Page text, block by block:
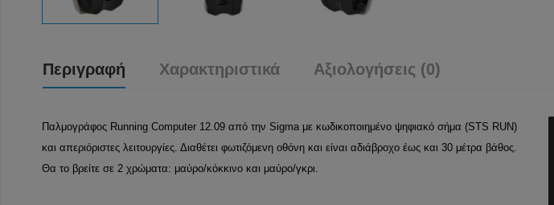
Περιγραφή Χαρακτηριστικά Αξιολογήσεις (0)
Παλμογράφος Running Computer 12.09 από την Sigma με κωδικοποιημένο ψηφιακό σήμα (STS RUN)
και απεριόριστες λειτουργίες. Διαθέτει φωτιζόμενη οθόνη και είναι αδιάβροχο έως και 30 μέτρα βάθος.
Θα το βρείτε σε 2 χρώματα: μαύρο/κόκκινο και μαύρο/γκρι.